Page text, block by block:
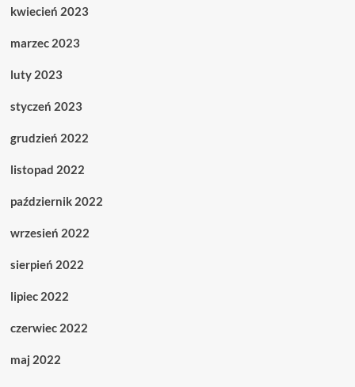
kwiecień 2023
marzec 2023
luty 2023
styczeń 2023
grudzień 2022
listopad 2022
październik 2022
wrzesień 2022
sierpień 2022
lipiec 2022
czerwiec 2022
maj 2022